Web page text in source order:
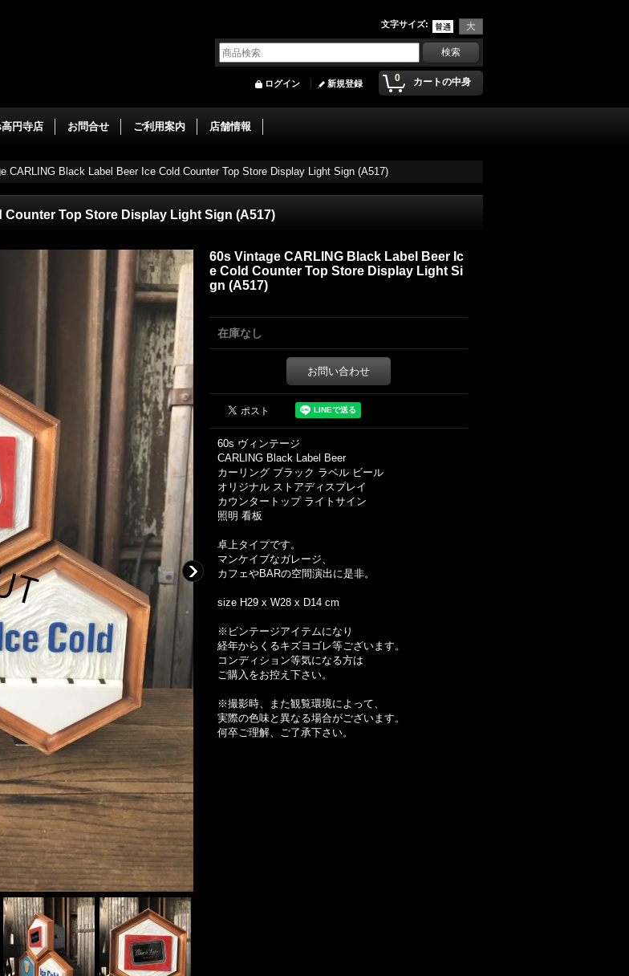
文字サイズ:
0 カートの中身
ログイン 新規登録
円寺店 お問合せ ご利用案内 店舗情報
CARLING Black Label Beer Ice Cold Counter Top Store Display Light Sign (A517)
Top Store Display Light Sign (A517)
60s Vintage CARLING Black Label Beer Ic
e Cold Counter Top Store Display Light Si
gn (A517)
在庫なし
お問い合わせ
60s ヴィンテージ
CARLING Black Label Beer
カーリング ブラック ラベル ビール
オリジナル ストアディスプレイ
カウンタートップ ライトサイン
照明 看板
卓上タイプです。
マンケイブなガレージ、
カフェやBARの空間演出に是非。
size H29 x W28 x D14 cm
※ビンテージアイテムになり
経年からくるキズヨゴレ等ございます。
コンディション等気になる方は
ご購入をお控え下さい。
※撮影時、また観覧環境によって、
実際の色味と異なる場合がございます。
何卒ご理解、ご了承下さい。